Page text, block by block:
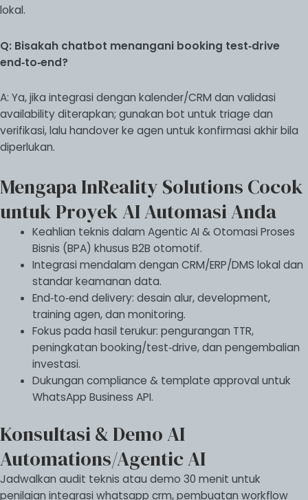
lokal.
Q: Bisakah chatbot menangani booking test‑drive
end‑to‑end?
A: Ya, jika integrasi dengan kalender/CRM dan validasi
availability diterapkan; gunakan bot untuk triage dan
verifikasi, lalu handover ke agen untuk konfirmasi akhir bila
diperlukan.
Mengapa InReality Solutions Cocok
untuk Proyek AI Automasi Anda
Keahlian teknis dalam Agentic AI & Otomasi Proses
Bisnis (BPA) khusus B2B otomotif.
Integrasi mendalam dengan CRM/ERP/DMS lokal dan
standar keamanan data.
End‑to‑end delivery: desain alur, development,
training agen, dan monitoring.
Fokus pada hasil terukur: pengurangan TTR,
peningkatan booking/test‑drive, dan pengembalian
investasi.
Dukungan compliance & template approval untuk
WhatsApp Business API.
Konsultasi & Demo AI
Automations/Agentic AI
Jadwalkan audit teknis atau demo 30 menit untuk
penilaian integrasi whatsapp crm, pembuatan workflow